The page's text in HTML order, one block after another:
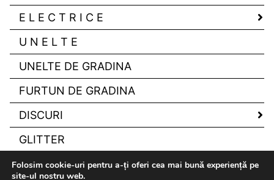
E L E C T R I C E
U N E L T E
UNELTE DE GRADINA
FURTUN DE GRADINA
DISCURI
GLITTER
Folosim cookie-uri pentru a-ți oferi cea mai bună experiență pe
site-ul nostru web.